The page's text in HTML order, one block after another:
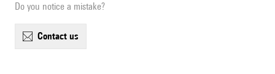
Do you notice a mistake?
contact us